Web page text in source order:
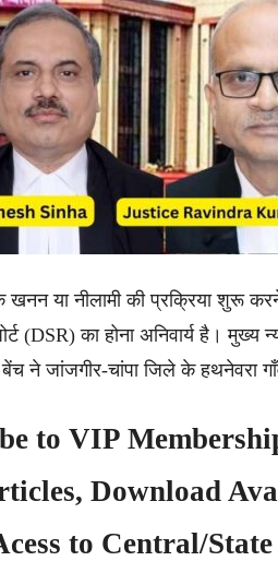
खनन या नीलामी की प्रक्रिया शुरू
(DSR) का होना अनिवार्य है। मुख्य
बेंच ने जांजगीर-चांपा जिले के हथनेवरा
to VIP
Download
to Central/